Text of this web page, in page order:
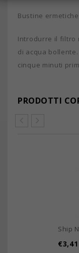
Bustine
Introdurre il filtro
di acqua
cinque minuti
PRODOTTI
Ship
€3,41